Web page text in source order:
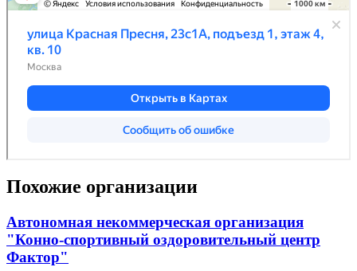
Похожие организации
Автономная некоммерческая организация
"Конно-спортивный оздоровительный центр
Фактор"